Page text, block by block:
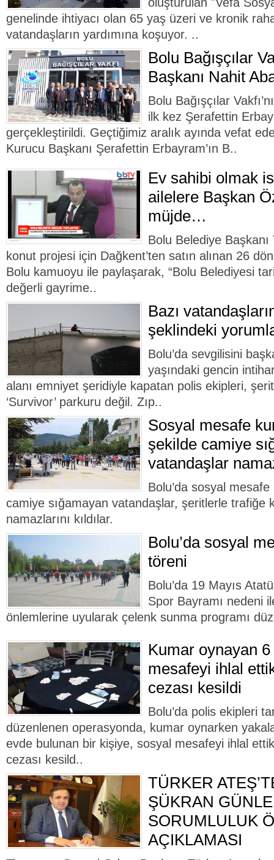
genelinde ihtiyacı olan 65 yaş üzeri ve kronik
vatandaşların yardımına koşuyor. ..
Bolu Bağışçılar
Başkanı Nahit
Bolu Bağışçılar
ilk kez Şerafettin
gerçekleştirildi. Geçtiğimiz aralık ayında vefat
Kurucu Başkanı Şerafettin Erbayram’ın B..
Ev sahibi olmak
ailelere Başkan
müjde…
Bolu Belediye
konut projesi için Dağkent’ten satın alınan 26
Bolu kamuoyu ile paylaşarak, “Bolu Belediyesi
değerli gayrime..
Bazı
şeklindeki
Bolu’da sevgilisini
yaşındaki gencin
alanı emniyet şeridiyle kapatan polis ekipleri,
‘Survivor’ parkuru değil. Zıp..
Sosyal mesafe
şekilde camiye
vatandaşlar
Bolu’da sosyal
camiye sığamayan vatandaşlar, şeritlerle trafiğe
namazlarını kıldılar.
Bolu’da sosyal
töreni
Bolu’da 19 Mayıs
Spor Bayramı nedeni
önlemlerine uyularak çelenk sunma programı
Kumar oynayan
mesafeyi ihlal
cezası kesildi
Bolu’da polis ekipleri
düzenlenen operasyonda, kumar oynarken
evde bulunan bir kişiye, sosyal mesafeyi ihlal
cezası kesild..
TÜRKER
ŞÜKRAN
SORUMLULUK
AÇIKLAMASI